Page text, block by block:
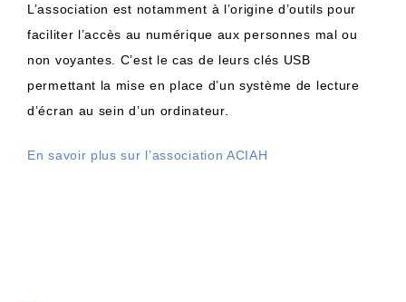
L’association est notamment à l’origine d’outils pour
faciliter l’accès au numérique aux personnes mal ou
non voyantes. C’est le cas de leurs clés USB
permettant la mise en place d’un système de lecture
d’écran au sein d’un ordinateur.
En savoir plus sur l’association ACIAH